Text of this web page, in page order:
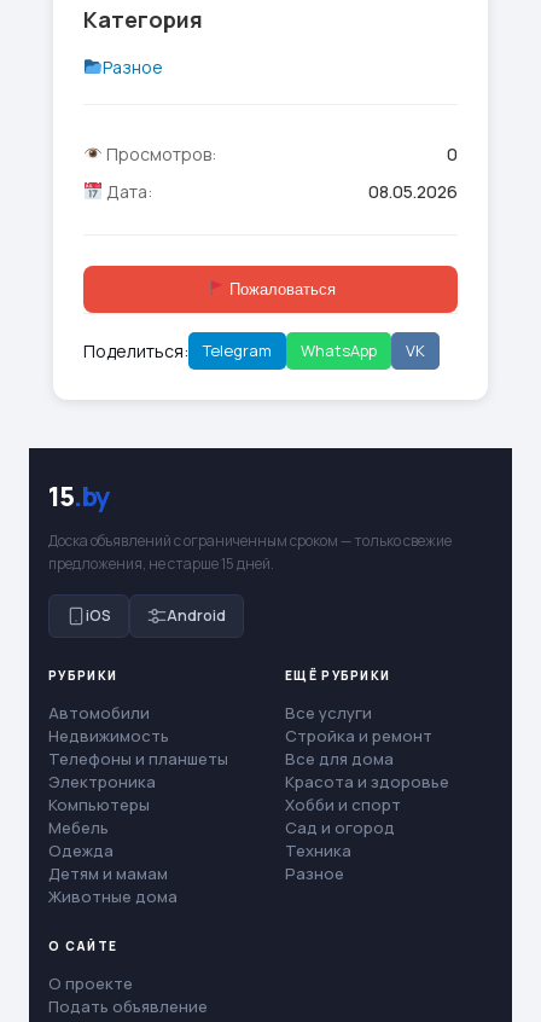
Категория
Разное
Просмотров:
0
Дата:
08.05.2026
Пожаловаться
Поделиться: Telegram WhatsApp VK
15.by
Доска объявлений с ограниченным сроком — только свежие
предложения, не старше 15 дней.
iOS Android
РУБРИКИ
Автомобили
Недвижимость
Телефоны и планшеты
Электроника
Компьютеры
Мебель
Одежда
Детям и мамам
Животные дома
ЕЩЁ РУБРИКИ
Все услуги
Стройка и ремонт
Все для дома
Красота и здоровье
Хобби и спорт
Сад и огород
Техника
Разное
О САЙТЕ
О проекте
Подать объявление